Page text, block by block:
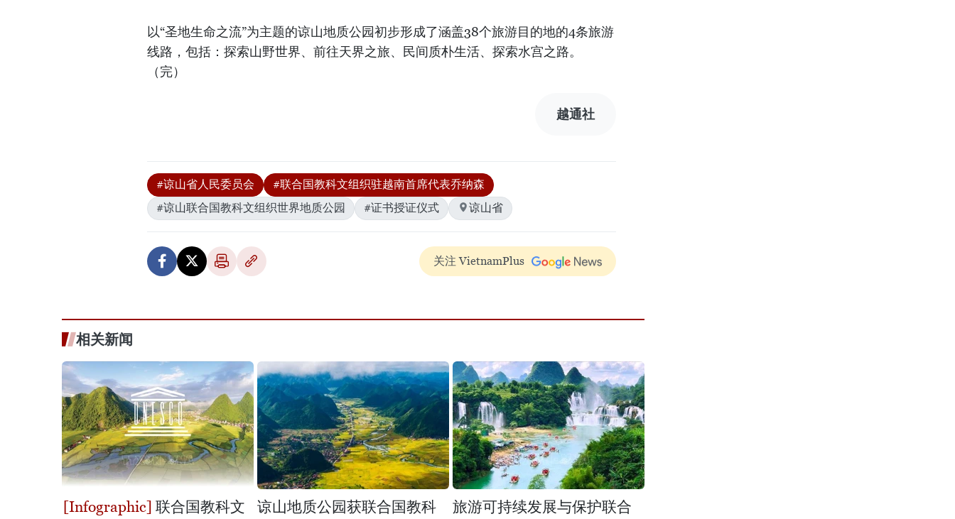
以“圣地生命之流”为主题的谅山地质公园初步形成了涵盖38个旅游目的地的4条旅游
线路，包括：探索山野世界、前往天界之旅、民间质朴生活、探索水宫之路。
（完）
越通社
#谅山省人民委员会
#联合国教科文组织驻越南首席代表乔纳森
#谅山联合国教科文组织世界地质公园
#证书授证仪式 谅山省
关注 VietnamPlus
相关新闻
联合国教科文
谅山地质公园获联合国教科
旅游可持续发展与保护联合